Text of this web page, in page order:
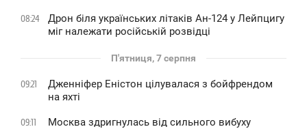
08:24
Дрон біля українських літаків Ан-124 у Лейпцигу
міг належати російській розвідці
П'ятниця, 7 серпня
09:21
Дженніфер Еністон цілувалася з бойфрендом
на яхті
09:11 Москва здригнулась від сильного вибуху